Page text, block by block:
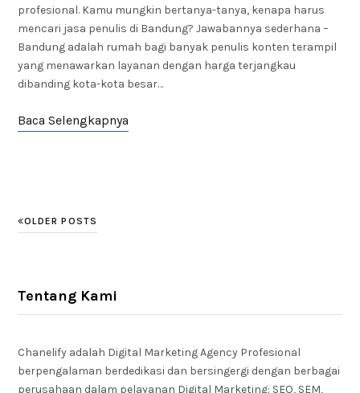
profesional. Kamu mungkin bertanya-tanya, kenapa harus
mencari jasa penulis di Bandung? Jawabannya sederhana –
Bandung adalah rumah bagi banyak penulis konten terampil
yang menawarkan layanan dengan harga terjangkau
dibanding kota-kota besar…
Baca Selengkapnya
OLDER POSTS
Tentang Kami
Chanelify adalah Digital Marketing Agency Profesional
berpengalaman berdedikasi dan bersingergi dengan berbagai
perusahaan dalam pelayanan Digital Marketing: SEO, SEM,